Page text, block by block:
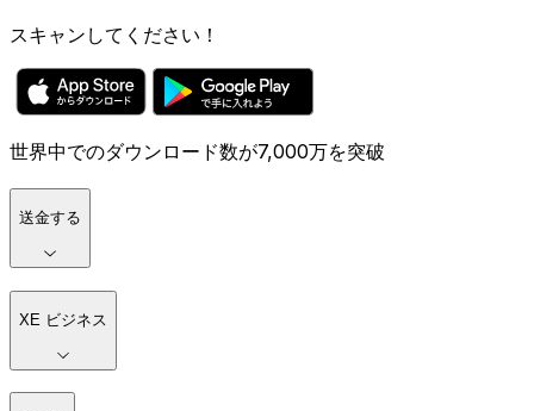
スキャンしてください！
世界中でのダウンロード数が7,000万を突破
送金する
XE ビジネス